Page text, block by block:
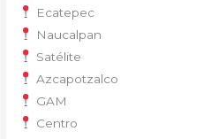
Ecatepec
Naucalpan
Satélite
Azcapotzalco
GAM
Centro